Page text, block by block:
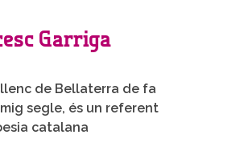
Garriga
de Bellaterra de fa
segle, és un referent
catalana